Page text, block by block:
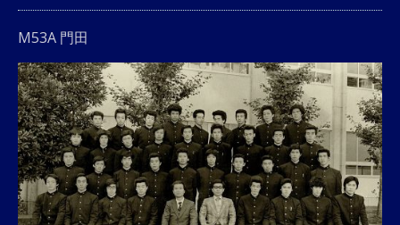
M53A 門田